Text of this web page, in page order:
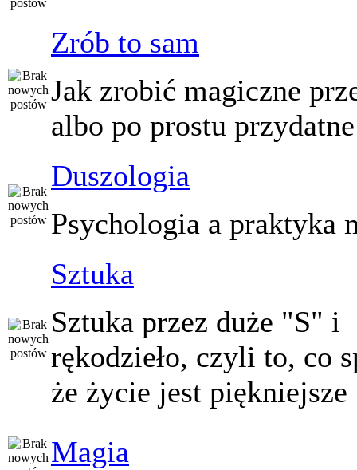
Zrób to sam
Jak zrobić magiczne
albo po prostu
Duszologia
Psychologia a praktyka
Sztuka
Sztuka przez duże "S" i
rękodzieło, czyli to, co
że życie jest piękniejsze
Magia